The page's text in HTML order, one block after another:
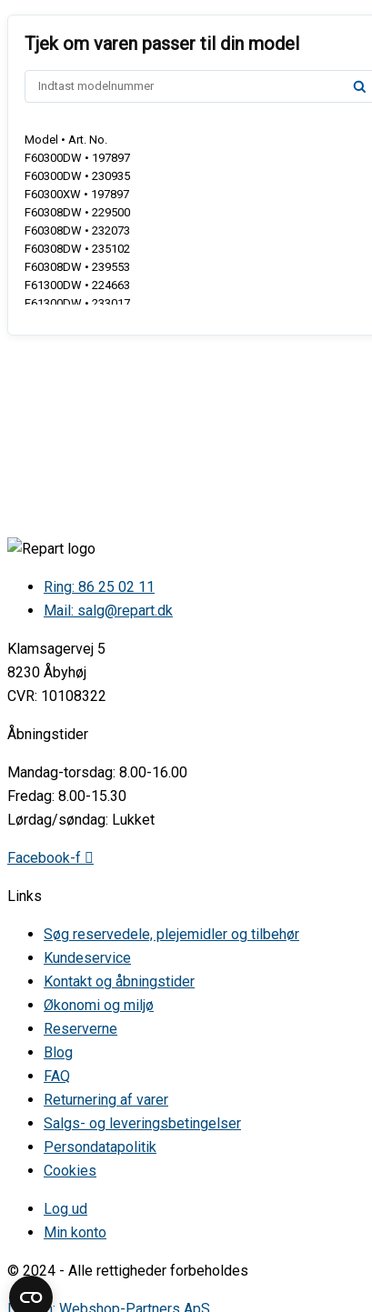
Model • Art. No.
F60300DW • 197897
F60300DW • 230935
F60300XW • 197897
F60308DW • 229500
F60308DW • 232073
F60308DW • 235102
F60308DW • 239553
F61300DW • 224663
F61300DW • 233017
F61300DW • 235055
FN61230W • 160254
FN61230W • 189248
FN61230W • 189271
FN61238DW • 239591
FN63233W • 155274
KRK61391DW • 225760
NRK60320DW • 230933
NRK60322 • 178346
NRK60322 • 178351
NRK60322 • 179682
NRK60322 • 180880
NRK60322DW • 224668
NRK60325DW • 197438
NRK60325XW • 197438
NRK60328DW • 232042
NRK60370DW • 230857
NRK60375DW • 198390
NRK60375XW • 198390
NRK60378DW • 229502
NRK61378DW • 239078
NRK62321 • 168211
NRK62321DW • 225156
NRK62321W • 166301
NRK62321W • 180108
NRK62321W • 180886
NRK62371 • 168216
NRK62371W • 176780
NRK62371W • 180109
R60395DW • 197901
R60395XW • 197901
R60398DW • 232072
R60398DW • 235103
R60398DW • 239558
Ring: 86 25 02 11
Mail: salg@repart.dk
Klamsagervej 5
8230 Åbyhøj
CVR: 10108322
Åbningstider
Mandag-torsdag: 8.00-16.00
Fredag: 8.00-15.30
Lørdag/søndag: Lukket
Facebook-f
Links
Søg reservedele, plejemidler og tilbehør
Kundeservice
Kontakt og åbningstider
Økonomi og miljø
Reserverne
Blog
FAQ
Returnering af varer
Salgs- og leveringsbetingelser
Persondatapolitik
Cookies
Log ud
Min konto
© 2024 - Alle rettigheder forbeholdes